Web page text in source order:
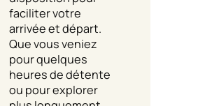
faciliter votre
arrivée et départ.
Que vous veniez
pour quelques
heures de détente
ou pour explorer